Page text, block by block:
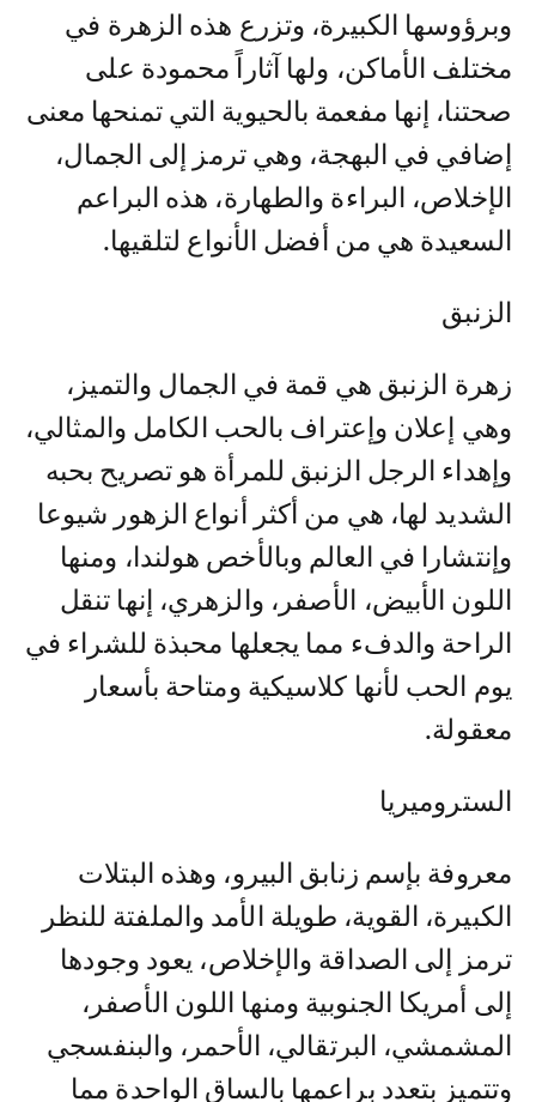
وبرؤوسها الكبيرة، وتزرع هذه الزهرة في
مختلف الأماكن، ولها آثاراً محمودة على
صحتنا، إنها مفعمة بالحيوية التي تمنحها معنى
إضافي في البهجة، وهي ترمز إلى الجمال،
الإخلاص، البراءة والطهارة، هذه البراعم
السعيدة هي من أفضل الأنواع لتلقيها.
الزنبق
زهرة الزنبق هي قمة في الجمال والتميز،
وهي إعلان وإعتراف بالحب الكامل والمثالي،
وإهداء الرجل الزنبق للمرأة هو تصريح بحبه
الشديد لها، هي من أكثر أنواع الزهور شيوعا
وإنتشارا في العالم وبالأخص هولندا، ومنها
اللون الأبيض، الأصفر، والزهري، إنها تنقل
الراحة والدفء مما يجعلها محبذة للشراء في
يوم الحب لأنها كلاسيكية ومتاحة بأسعار
معقولة.
الستروميريا
معروفة بإسم زنابق البيرو، وهذه البتلات
الكبيرة، القوية، طويلة الأمد والملفتة للنظر
ترمز إلى الصداقة والإخلاص، يعود وجودها
إلى أمريكا الجنوبية ومنها اللون الأصفر،
المشمشي، البرتقالي، الأحمر، والبنفسجي
وتتميز بتعدد براعمها بالساق الواحدة مما